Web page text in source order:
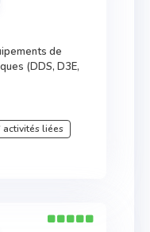
de
(DDS, D3E,
activités liées